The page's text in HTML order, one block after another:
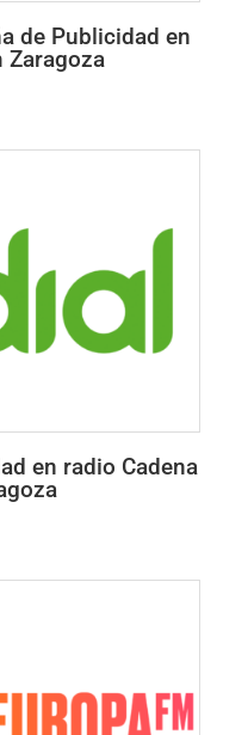
de Publicidad en
Zaragoza
en radio Cadena